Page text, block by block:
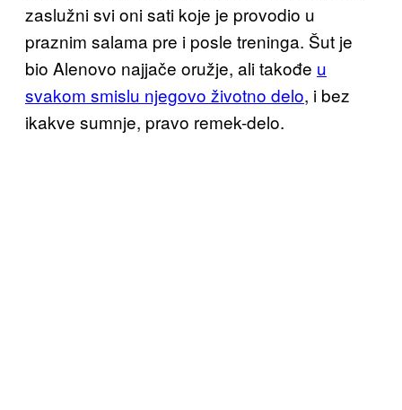
zaslužni svi oni sati koje je provodio u
praznim salama pre i posle treninga. Šut je
bio Alenovo najjače oružje, ali takođe u
svakom smislu njegovo životno delo, i bez
ikakve sumnje, pravo remek-delo.